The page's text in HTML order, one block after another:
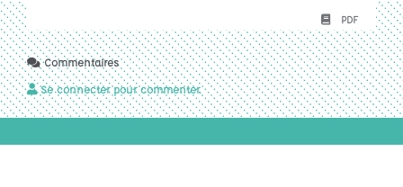
PDF
Commentaires
Se connecter pour commenter.